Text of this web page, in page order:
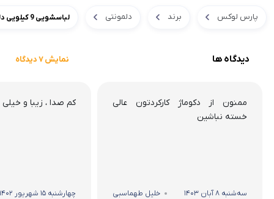
پارس لوکس برند دلمونتی لباسشویی 9 کیلویی دلمونتی مدل DL505
دیدگاه ها نمایش 7 دیدگاه
ممنون از دکوماژ کارکردتون عالی
خسته نباشین
سه‌شنبه 8 آبان 1403 خلیل طهماسبی
کم صدا ، زیبا و
چهارشنبه 15 شهریور 1402